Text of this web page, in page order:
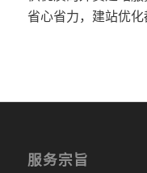
省心省力，建站优化
服务宗旨